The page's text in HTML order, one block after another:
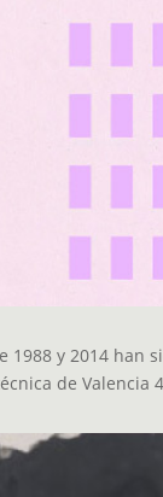
1988 y 2014 han
de Valencia